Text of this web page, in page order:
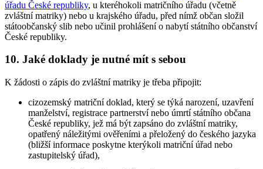
úřadu České republiky, u kteréhokoli matričního úřadu (včetně
zvláštní matriky) nebo u krajského úřadu, před nímž občan složil
státoobčanský slib nebo učinil prohlášení o nabytí státního občanství
České republiky.
10. Jaké doklady je nutné mít s sebou
K žádosti o zápis do zvláštní matriky je třeba připojit:
cizozemský matriční doklad, který se týká narození, uzavření
manželství, registrace partnerství nebo úmrtí státního občana
České republiky, jež má být zapsáno do zvláštní matriky,
opatřený náležitými ověřeními a přeložený do českého jazyka
(bližší informace poskytne kterýkoli matriční úřad nebo
zastupitelský úřad),